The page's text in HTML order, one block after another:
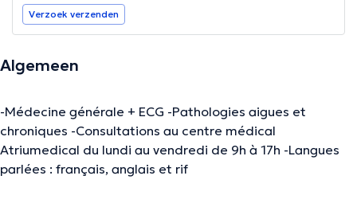
Verzoek verzenden
Algemeen
-Médecine générale + ECG -Pathologies aigues et
chroniques -Consultations au centre médical
Atriumedical du lundi au vendredi de 9h à 17h -Langues
parlées : français, anglais et rif